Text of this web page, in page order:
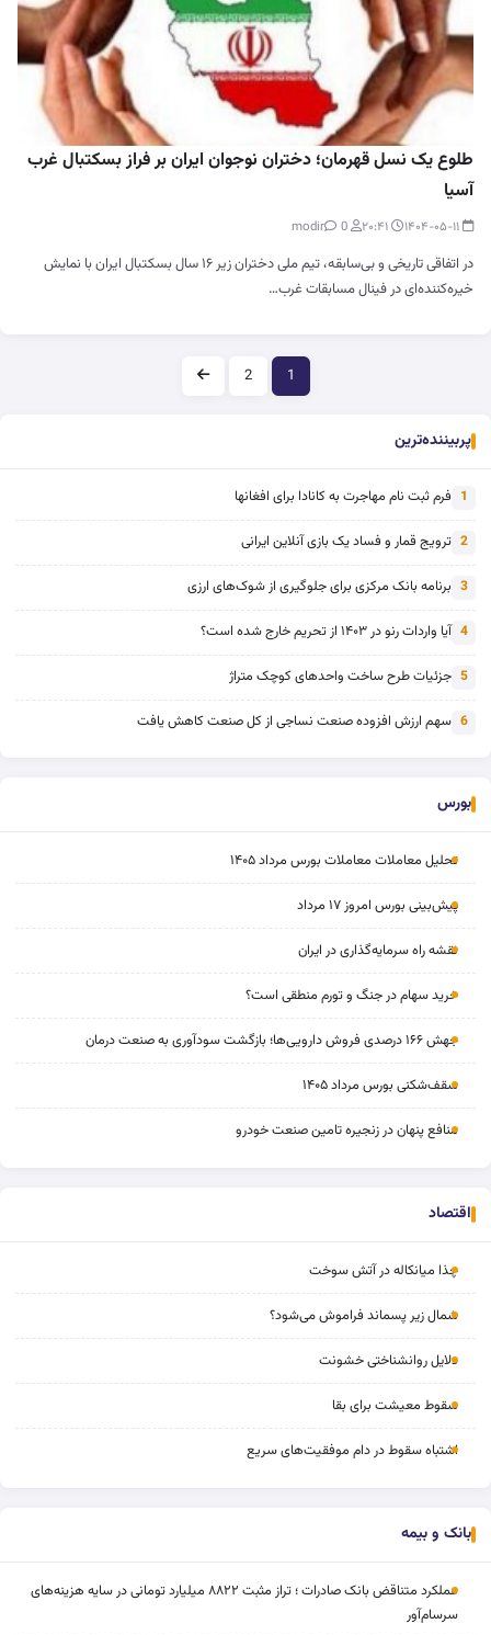
طلوع یک نسل قهرمان؛ دختران نوجوان ایران بر فراز بسکتبال غرب
آسیا
0
در اتفاقی تاریخی و بی‌سابقه، تیم ملی دختران زیر ۱۶ سال بسکتبال ایران با نمایش
خیره‌کننده‌ای در فینال مسابقات غرب…
صفحه‌بندی
1
2
پربیننده‌ترین
1 فرم ثبت نام مهاجرت به کانادا برای افغانها
2 ترویج قمار و فساد یک بازی آنلاین ایرانی
3 برنامه بانک مرکزی برای جلوگیری از شوک‌های ارزی
4 آیا واردات رنو در ۱۴۰۳ از تحریم خارج شده است؟
5 جزئیات طرح ساخت واحدهای کوچک متراژ
6 سهم ارزش افزوده صنعت نساجی از کل صنعت کاهش یافت
بورس
تحلیل معاملات معاملات بورس مرداد ۱۴۰۵
پیش‌بینی بورس امروز ۱۷ مرداد
نقشه راه سرمایه‌گذاری در ایران
خرید سهام در جنگ و تورم منطقی است؟
جهش ۱۶۶ درصدی فروش دارویی‌ها؛ بازگشت سودآوری به صنعت درمان
سقف‌شکنی بورس مرداد ۱۴۰۵
منافع پنهان در زنجیره تامین صنعت خودرو
اقتصاد
چذا میانکاله در آتش سوخت
شمال زیر پسماند فراموش می‌شود؟
دلایل روانشناختی خشونت
سقوط معیشت برای بقا
اشتباه سقوط در دام موفقیت‌های سریع
بانک و بیمه
عملکرد متناقض بانک صادرات ؛ تراز مثبت ۸۸۲۲ میلیارد تومانی در سایه هزینه‌های
سرسام‌آور